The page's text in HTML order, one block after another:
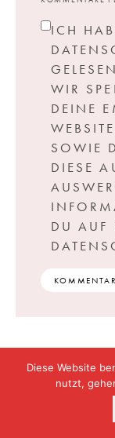
ICH
WIR
DEINE
SOWIE
DIESE
DU AUF
Diese Website
nutzt,